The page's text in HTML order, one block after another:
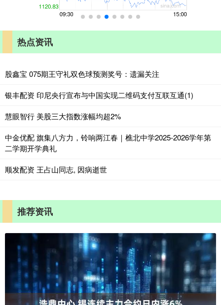
热点资讯
股鑫宝 075期王守礼双色球预测奖号：遗漏关注
银丰配资 印尼央行宣布与中国实现二维码支付互联互通(1)
慧眼智行 美股三大指数涨幅均超2%
中金优配 旗集八方力，铃响两江春｜樵北中学2025-2026学年第
二学期开学典礼
顺发配资 王占山同志, 因病逝世
推荐资讯